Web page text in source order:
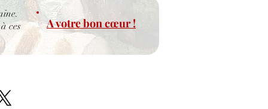
A votre bon cœur !
ces